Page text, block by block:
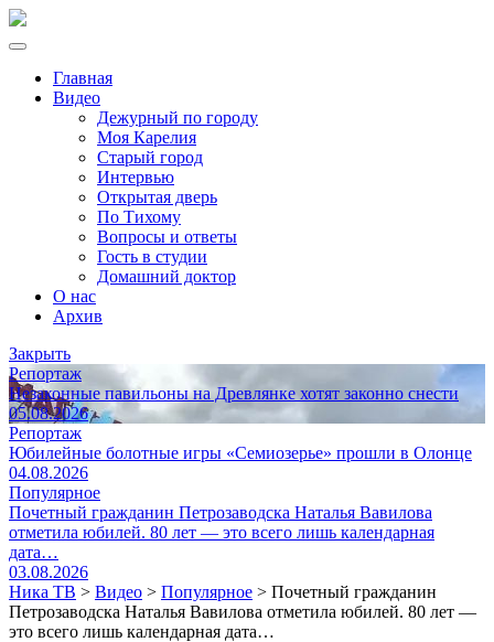
Главная
Видео
Дежурный по городу
Моя Карелия
Старый город
Интервью
Открытая дверь
По Тихому
Вопросы и ответы
Гость в студии
Домашний доктор
О нас
Архив
Закрыть
Репортаж
Незаконные павильоны на Древлянке хотят законно снести
05.08.2026
Репортаж
Юбилейные болотные игры «Семиозерье» прошли в Олонце
04.08.2026
Популярное
Почетный гражданин Петрозаводска Наталья Вавилова
отметила юбилей. 80 лет — это всего лишь календарная
дата…
03.08.2026
Ника ТВ > Видео > Популярное > Почетный гражданин
Петрозаводска Наталья Вавилова отметила юбилей. 80 лет —
это всего лишь календарная дата…